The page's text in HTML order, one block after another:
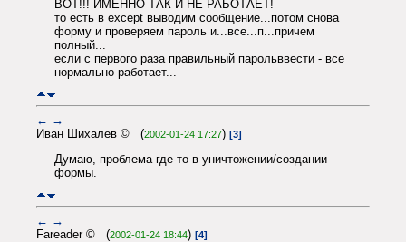
ВОТ!!! ИМЕННО ТАК И НЕ РАБОТАЕТ!
то есть в except выводим сообщение...потом снова
форму и проверяем пароль и...все...п...причем
полный...
если с первого раза правильный парольввести - все
нормально работает...
← →
Иван Шихалев © (2002-01-24 17:27) [3]
Думаю, проблема где-то в уничтожении/создании
формы.
← →
Fareader © (2002-01-24 18:44) [4]